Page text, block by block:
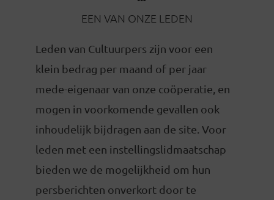
EEN VAN ONZE LEDEN
Leden van Cultuurpers zijn voor een
klein bedrag per maand of per jaar
mede-eigenaar van onze coöperatie, en
mogen in voorkomende gevallen ook
inhoudelijk bijdragen aan de site. Voor
leden met een instellingslidmaatschap
bieden we de mogelijkheid om hun
persberichten onverkort door te